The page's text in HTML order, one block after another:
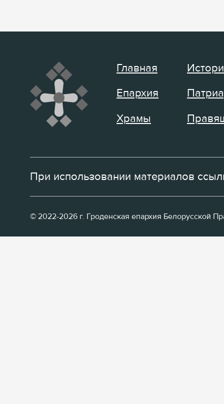
Главная
Епархия
Храмы
При использовании материалов
© 2022-2026 г. Гроденская епархия Белорусской